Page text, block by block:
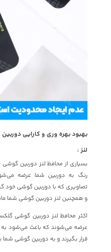
بهبود بهره وری و کارایی
لنز :
رنگ به دوربین شما عرضه
تصاویری که با دوربین گوشی خود
و همچنین لنز دوربین گوشی شما
عرضه می‌شوند که باعث می‌شود به
قرار بگیرند و به دوربین گوشی شما